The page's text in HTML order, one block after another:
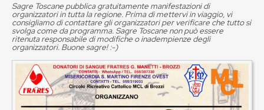
Sagre Toscane pubblica gratuitamente manifestazioni di
organizzatori in tutta la regione. Prima di mettervi in viaggio, vi
consigliamo di contattare gli organizzatori per verificare che tutto si
svolga come da programma. Sagre Toscane non può essere
ritenuta responsabile di modifiche o inadempienze degli
organizzatori. Buone sagre! :-)